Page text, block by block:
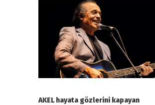
AKEL hayata gözlerini kapayan